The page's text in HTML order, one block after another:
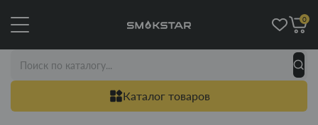
Каталог товаров
0